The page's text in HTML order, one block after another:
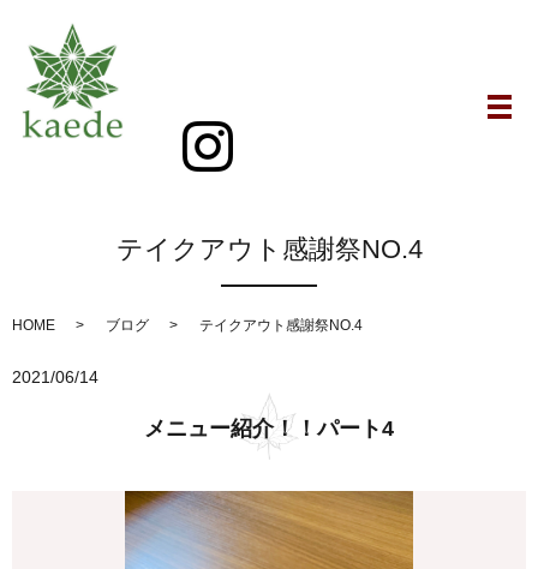
メ
テイクアウト感謝祭NO.4
HOME ブログ テイクアウト感謝祭NO.4
2021/06/14
メニュー紹介！！パート4